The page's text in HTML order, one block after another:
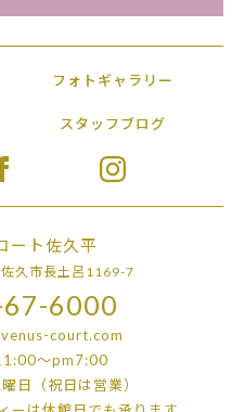
フォトギャラリー
スタッフブログ
ート佐久平
久市長土呂1169-7
6000
court.com
〜pm7:00
日（祝日は営業）